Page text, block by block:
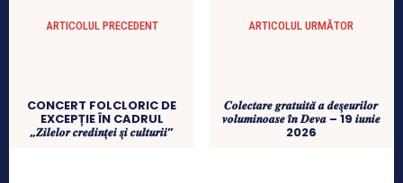
ARTICOLUL PRECEDENT
CONCERT FOLCLORIC DE
EXCEPȚIE ÎN CADRUL
„𝒁𝒊𝒍𝒆𝒍𝒐𝒓 𝒄𝒓𝒆𝒅𝒊𝒏𝒕̦𝒆𝒊 𝒔̦𝒊 𝒄𝒖𝒍𝒕𝒖𝒓𝒊𝒊”
ARTICOLUL URMĂTOR
𝑪𝒐𝒍𝒆𝒄𝒕𝒂𝒓𝒆 𝒈𝒓𝒂𝒕𝒖𝒊𝒕𝒂̆ 𝒂 𝒅𝒆𝒔̦𝒆𝒖𝒓𝒊𝒍𝒐𝒓
𝒗𝒐𝒍𝒖𝒎𝒊𝒏𝒐𝒂𝒔𝒆 𝒊̂𝒏 𝑫𝒆𝒗𝒂 – 19 𝒊𝒖𝒏𝒊𝒆
2026